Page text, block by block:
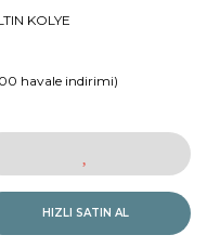
KOLYE
havale indirimi)
HIZLI SATIN AL